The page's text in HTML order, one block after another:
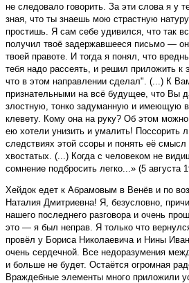
не следовало говорить. За эти слова я у
зная, что ты знаешь мою страстную
простишь. Я сам себе удивился, что так
получил твоё задержавшееся письмо —
твоей правоте. И тогда я понял, что
тебя надо рассеять, и решил приложить к
что в этом направлении сделал". (...) К
признательными на всё будущее, что Вы
злостную, тонко задуманную и имеющую в
клевету. Кому она на руку? Об этом
ею хотели унизить и умалить! Поссорить
следствиях этой ссоры и понять её
хвостатых. (...) Когда с человеком не
сомнение подбросить легко...» (5 августа
Хейдок едет к Абрамовым в Венёв и по
Наталия Дмитриевна! Я, безусловно,
нашего последнего разговора и очень
это — я был неправ. Я только что
провёл у Бориса Николаевича и Нины
очень сердечной. Все недоразумения
и больше не будет. Остаётся огромная
Враждебные элементы много приложили